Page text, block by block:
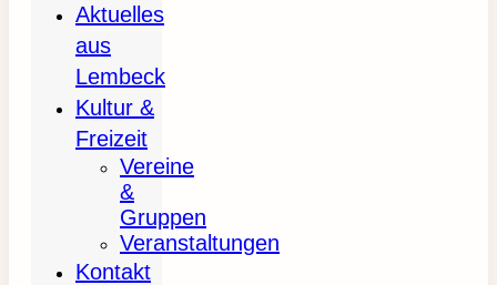
Aktuelles
aus
Lembeck
Kultur &
Freizeit
Vereine
&
Gruppen
Veranstaltungen
Kontakt